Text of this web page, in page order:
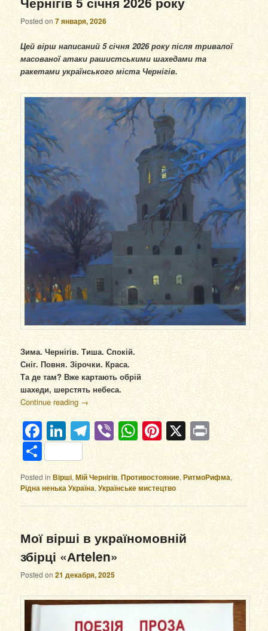
Posted on7 января, 2026
Цей вірш написаний 5 січня 2026 року після тривалої
масованої атаки рашистськими шахедами та
ракетами українського міста Чернігів.
Зима. Чернігів. Тиша. Спокій.
Сніг. Повня. Зірочки. Краса.
Та де там? Вже картають обрій
шахеди, шерстять небеса.
Continue reading →
Facebook
LinkedIn
Telegram
ViberWhatsApp
Pinterest
X
Отправить
Posted in Вірші,Мій Чернігів,Противостояние,РитмоРифма,
Рідна ненька Україна,Українське мистецтво
Мої вірші в україномовній
збірці «Аrtelen»
Posted on21 декабря, 2025